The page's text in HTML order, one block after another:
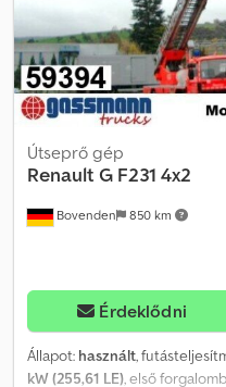
olasz Sebastian – lengyel,
– román (Románul minden
a rendszámot is) Radek – ???
Bovenden 850 km
Útseprő gép
Renault G F231 4x2
Érdeklődni
Állapot: használt,
kW (255,61 LE), első